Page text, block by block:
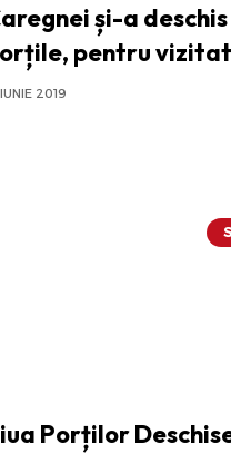
și-a
pentru
2019
Porților